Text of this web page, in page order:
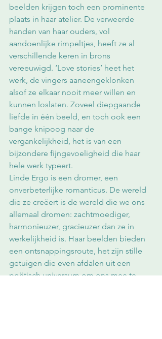
beelden krijgen toch een prominente
plaats in haar atelier. De verweerde
handen van haar ouders, vol
aandoenlijke rimpeltjes, heeft ze al
verschillende keren in brons
vereeuwigd. ‘Love stories’ heet het
werk, de vingers aaneengeklonken
alsof ze elkaar nooit meer willen en
kunnen loslaten. Zoveel diepgaande
liefde in één beeld, en toch ook een
bange knipoog naar de
vergankelijkheid, het is van een
bijzondere fijngevoeligheid die haar
hele werk typeert.
Linde Ergo is een dromer, een
onverbeterlijke romanticus. De wereld
die ze creëert is de wereld die we ons
allemaal dromen: zachtmoediger,
harmonieuzer, gracieuzer dan ze in
werkelijkheid is. Haar beelden bieden
een ontsnappingsroute, het zijn stille
getuigen die even afdalen uit een
poëtisch universum om ons mee te